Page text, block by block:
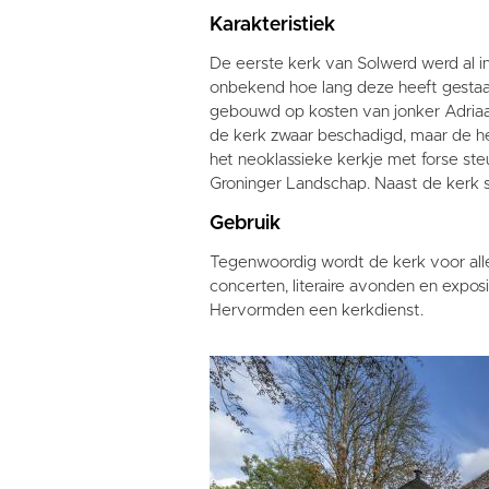
Karakteristiek
De eerste kerk van Solwerd werd al
onbekend hoe lang deze heeft
gebouwd op kosten van jonker
de kerk zwaar beschadigd, maar de
het neoklassieke kerkje met forse
Groninger Landschap. Naast de
Gebruik
Tegenwoordig wordt de kerk voor
concerten, literaire avonden en
Hervormden een kerkdienst.